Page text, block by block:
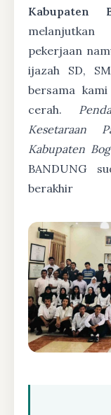
Kabupaten
pekerjaan
ijazah SD,
bersama
cerah.
Kesetaraan
Kabupaten
BANDUNG
berakhir